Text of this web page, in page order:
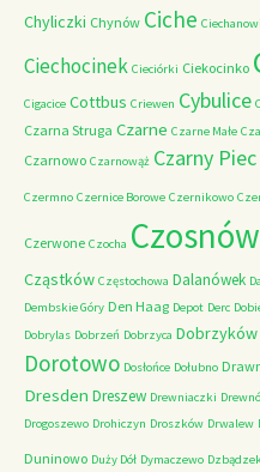
Chyliczki Chynów Ciche
Ciechocinek Cieciórki Ciekocinko
Cigacice Cottbus Criewen Cybulice
Czarna Struga Czarne Czarne Małe
Czarnowo Czarnowąż Czarny Piec
Czermno Czernice Borowe Czernikowo
Czerwone Czocha Czosnów
Cząstków Częstochowa Dalanówek
Dembskie Góry Den Haag Depot Derc
Dobrylas Dobrzeń Dobrzyca Dobrzyków
Dorotowo Dosłońce Dołubno
Dresden Dreszew Drewniaczki
Drogoszewo Drohiczyn Droszków Drwalew
Duninowo Duży Dół Dymaczewo